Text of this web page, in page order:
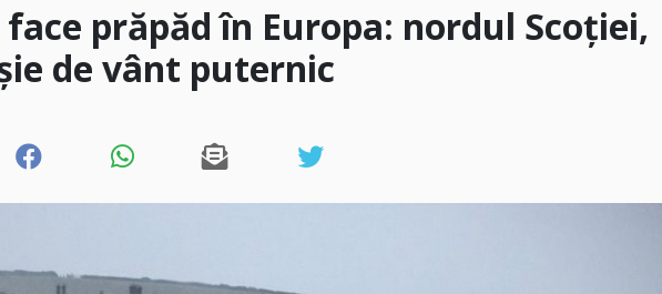
prăpăd în Europa: nordul Scoţiei,
de vânt puternic